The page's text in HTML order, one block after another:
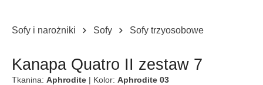
Sofy i narożniki Sofy Sofy trzyosobowe
Kanapa Quatro II zestaw 7
Tkanina: Aphrodite | Kolor: Aphrodite 03